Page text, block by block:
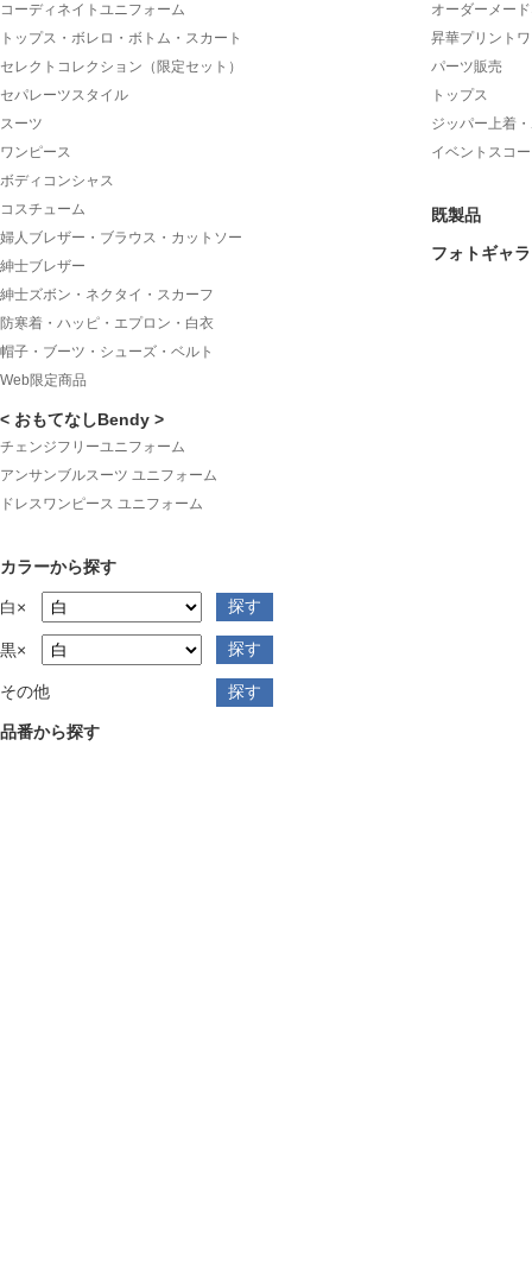
コーディネイトユニフォーム
トップス・ボレロ・ボトム・スカート
セレクトコレクション（限定セット）
セパレーツスタイル
スーツ
ワンピース
ボディコンシャス
コスチューム
婦人ブレザー・ブラウス・カットソー
紳士ブレザー
紳士ズボン・ネクタイ・スカーフ
防寒着・ハッピ・エプロン・白衣
帽子・ブーツ・シューズ・ベルト
Web限定商品
< おもてなしBendy >
チェンジフリーユニフォーム
アンサンブルスーツ ユニフォーム
ドレスワンピース ユニフォーム
カラーから探す
白×
黒×
その他
品番から探す
オーダーメー
昇華プリント
パーツ販売
トップス
ジッパー上着
イベントスコ
既製品
フォトギャ